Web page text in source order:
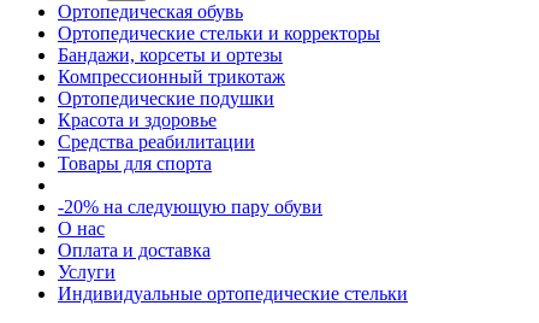
Ортопедическая обувь
Ортопедические стельки и корректоры
Бандажи, корсеты и ортезы
Компрессионный трикотаж
Ортопедические подушки
Красота и здоровье
Средства реабилитации
Товары для спорта
-20% на следующую пару обуви
О нас
Оплата и доставка
Услуги
Индивидуальные ортопедические стельки